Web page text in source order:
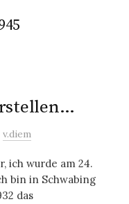
v.diem
ich wurde am 24.
bin in Schwabing
das